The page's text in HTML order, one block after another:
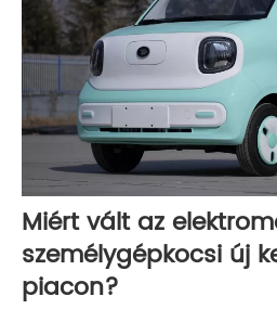
Miért vált az
személygépkocsi új
piacon?